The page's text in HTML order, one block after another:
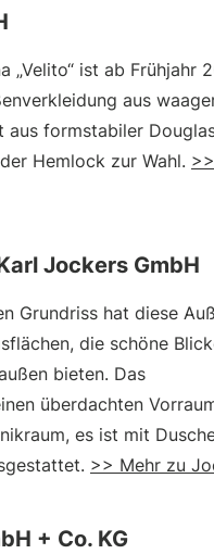
„Velito“ ist ab Frühjahr
aus
aus formstabiler
Hemlock zur Wahl.
Jockers GmbH
Grundriss hat diese
die schöne
bieten. Das
überdachten
es ist mit
>> Mehr zu
+ Co. KG